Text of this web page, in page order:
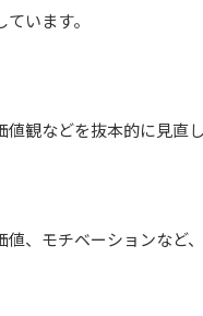
います。
観などを抜本的に見直
、モチベーションなど